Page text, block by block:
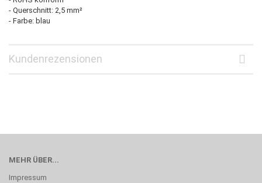
- Querschnitt: 2,5 mm²
- Farbe: blau
Kundenrezensionen
MEHR ÜBER...
Impressum